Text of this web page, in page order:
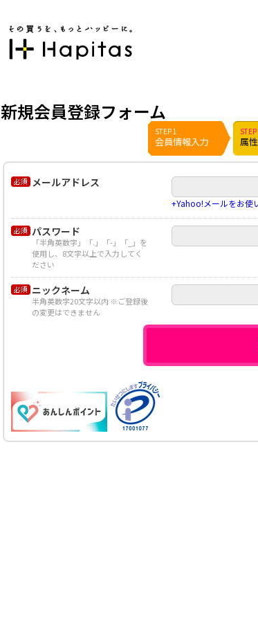
新規会員登録フォーム
STEP 1
会員情報入力 属
メールアドレス
+Yahoo!メールをお使
パスワード
「半角英数字」「.」「-」「_」を
使用し、8文字以上で入力してく
ださい
ニックネーム
半角英数字20文字以内 ※ご登録後
の変更はできません